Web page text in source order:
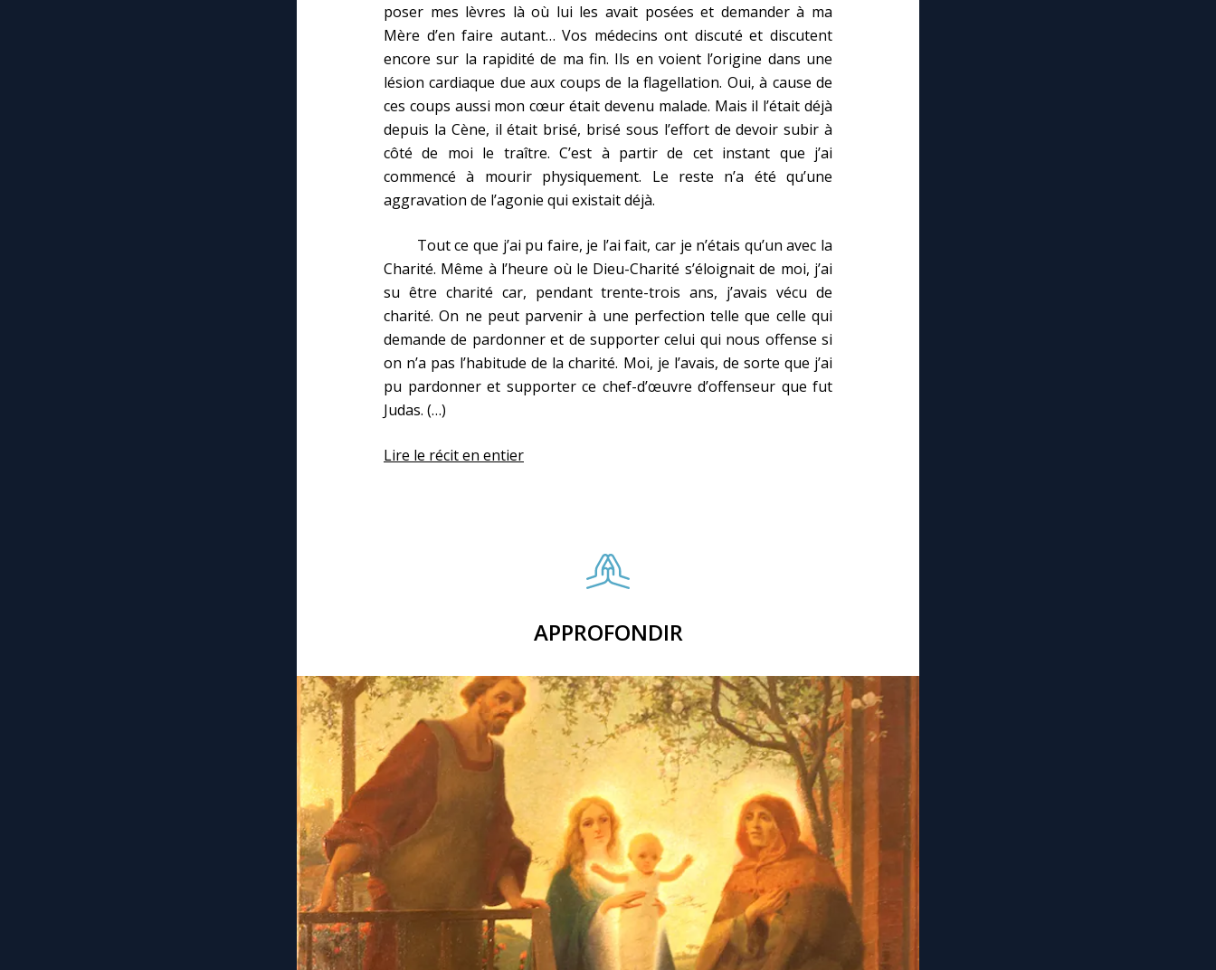
poser mes lèvres là où lui les avait posées et demander à ma
Mère d’en faire autant… Vos médecins ont discuté et discutent
encore sur la rapidité de ma fin. Ils en voient l’origine dans une
lésion cardiaque due aux coups de la flagellation. Oui, à cause de
ces coups aussi mon cœur était devenu malade. Mais il l’était déjà
depuis la Cène, il était brisé, brisé sous l’effort de devoir subir à
côté de moi le traître. C’est à partir de cet instant que j’ai
commencé à mourir physiquement. Le reste n’a été qu’une
aggravation de l’agonie qui existait déjà.
Tout ce que j’ai pu faire, je l’ai fait, car je n’étais qu’un avec la
Charité. Même à l’heure où le Dieu-Charité s’éloignait de moi, j’ai
su être charité car, pendant trente-trois ans, j’avais vécu de
charité. On ne peut parvenir à une perfection telle que celle qui
demande de pardonner et de supporter celui qui nous offense si
on n’a pas l’habitude de la charité. Moi, je l’avais, de sorte que j’ai
pu pardonner et supporter ce chef-d’œuvre d’offenseur que fut
Judas. (…)
Lire le récit en entier
APPROFONDIR